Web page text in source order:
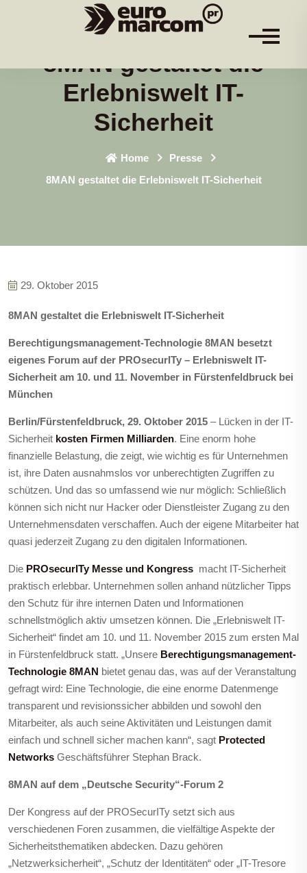
8MAN gestaltet die
Erlebniswelt IT-
Sicherheit
Home
Presse
8MAN gestaltet die Erlebniswelt IT-Sicherheit
29. Oktober 2015
8MAN gestaltet die Erlebniswelt IT-Sicherheit
Berechtigungsmanagement-Technologie 8MAN besetzt
eigenes Forum auf der PROsecurITy – Erlebniswelt IT-
Sicherheit am 10. und 11. November in Fürstenfeldbruck bei
München
Berlin/Fürstenfeldbruck, 29. Oktober 2015 – Lücken in der IT-
Sicherheit kosten Firmen Milliarden. Eine enorm hohe
finanzielle Belastung, die zeigt, wie wichtig es für Unternehmen
ist, ihre Daten ausnahmslos vor unberechtigten Zugriffen zu
schützen. Und das so umfassend wie nur möglich: Schließlich
können sich nicht nur Hacker oder Dienstleister Zugang zu den
Unternehmensdaten verschaffen. Auch der eigene Mitarbeiter hat
quasi jederzeit Zugang zu den digitalen Informationen.
Die PROsecurITy Messe und Kongress macht IT-Sicherheit
praktisch erlebbar. Unternehmen sollen anhand nützlicher Tipps
den Schutz für ihre internen Daten und Informationen
schnellstmöglich aktiv umsetzen können. Die „Erlebniswelt IT-
Sicherheit“ findet am 10. und 11. November 2015 zum ersten Mal
in Fürstenfeldbruck statt. „Unsere Berechtigungsmanagement-
Technologie 8MAN bietet genau das, was auf der Veranstaltung
gefragt wird: Eine Technologie, die eine enorme Datenmenge
transparent und revisionssicher abbilden und sowohl den
Mitarbeiter, als auch seine Aktivitäten und Leistungen damit
einfach und schnell sicher machen kann“, sagt Protected
Networks Geschäftsführer Stephan Brack.
8MAN auf dem „Deutsche Security“-Forum 2
Der Kongress auf der PROSecurITy setzt sich aus
verschiedenen Foren zusammen, die vielfältige Aspekte der
Sicherheitsthematiken abdecken. Dazu gehören
„Netzwerksicherheit“, „Schutz der Identitäten“ oder „IT-Tresore